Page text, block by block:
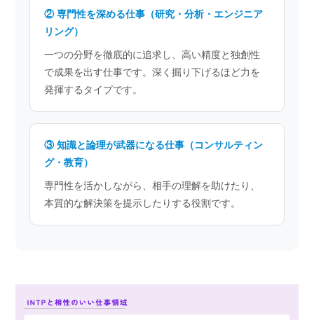
② 専門性を深める仕事（研究・分析・エンジニア
リング）
一つの分野を徹底的に追求し、高い精度と独創性
で成果を出す仕事です。深く掘り下げるほど力を
発揮するタイプです。
③ 知識と論理が武器になる仕事（コンサルティン
グ・教育）
専門性を活かしながら、相手の理解を助けたり、
本質的な解決策を提示したりする役割です。